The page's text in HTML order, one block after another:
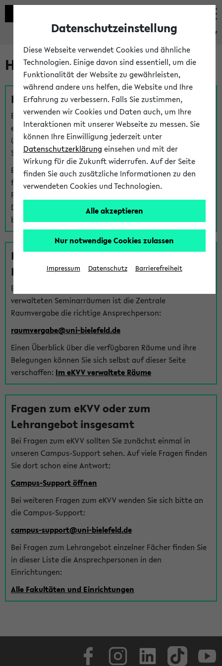
eKVV
Hilfe & Kontakt
Fragen zu einzelnen Veranstaltungen
Bei inhaltlichen und organisatorischen Fragen zu
einzelnen Veranstaltungen finden Sie Ansprechpersonen
über denFragen-Link bei jeder Veranstaltung. Der BIS
Support kann hier meist keine direkte Hilfe leisten.
Bei Veranstaltungen mit eKVV Teilnahmemanagement
finden Sie eine Auskunft über die Personen, die Ihre
Platzzuteilung im eKVV eingetragen haben, auf der
Detailseite zum Teilnahmemanagement der
betreffenden Veranstaltung.
Fragen zu im eKVV verwalteten
Räumen
Bei Fragen zur Vergabe von Hörsälen und vom eKVV
verwalteten Seminarräumen ist die Zentrale
Raumvergabe die richtige Ansprechperson:
raumvergabe@uni-bielefeld.de
Einen Überblick über die verfügbaren Räume und ihre
Belegungen können Sie sich selbst auf dieser Seite
verschaffen: Im eKVV verwaltete Räume
Fragen zum eKVV oder zum
Lehrangebot insgesamt
Bei Fragen zum eKVV sollten Sie zunächst einmal in
unseren Campus-Support sehen. Auf viele Fragen finden
Sie dort schon eine Antwort:
Campus-Support öffnen
Bei weiteren Fragen zum eKVV wenden Sie sich bitte an
die Campus-Support:
campus-support@uni-bielefeld.de
Bei Fragen zum Lehrangebot einzelner Fächer finden Sie
in dieser Liste die Ansprechpersonen in den
Einrichtungen:
Alle Fakultäten und Einrichtungen
Datenschutzeinstellung
Diese Webseite verwendet Cookies und ähnliche
Technologien. Einige davon sind essentiell, um die
Funktionalität der Website zu gewährleisten,
während andere uns helfen, die Website und Ihre
Erfahrung zu verbessern. Falls Sie zustimmen,
verwenden wir Cookies und Daten auch, um Ihre
Interaktionen mit unserer Webseite zu messen. Sie
können Ihre Einwilligung jederzeit unter
Datenschutzerklärung einsehen und mit der
Wirkung für die Zukunft widerrufen. Auf der Seite
finden Sie auch zusätzliche Informationen zu den
verwendeten Cookies und Technologien.
Alle akzeptieren
Nur notwendige Cookies zulassen
Impressum Datenschutz Barrierefreiheit